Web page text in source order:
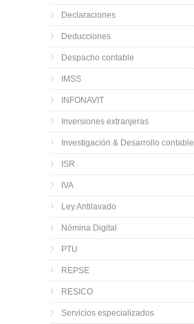
Declaraciones
Deducciones
Despacho contable
IMSS
INFONAVIT
Inversiones extranjeras
Investigación & Desarrollo contable
ISR
IVA
Ley Antilavado
Nómina Digital
PTU
REPSE
RESICO
Servicios especializados